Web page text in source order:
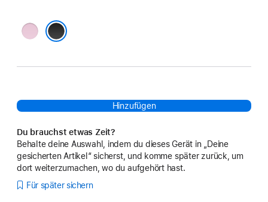
Pink
Hinzufügen
Du brauchst etwas Zeit?
Behalte deine Auswahl, indem du dieses Gerät in „Deine
gesicherten Artikel“ sicherst, und komme später zurück, um
dort weiterzumachen, wo du aufgehört hast.
Für später sichern